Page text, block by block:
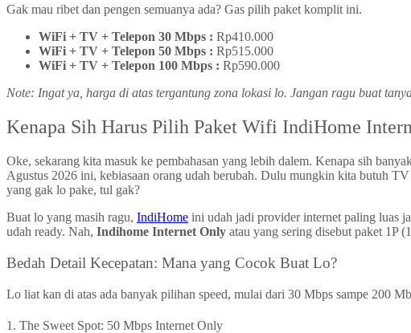
Gak mau ribet dan pengen semuanya ada? Gas pilih paket komplit ini.
WiFi + TV + Telepon 30 Mbps : Rp410.000
WiFi + TV + Telepon 50 Mbps : Rp515.000
WiFi + TV + Telepon 100 Mbps : Rp590.000
Note: Ingat ya, harga di atas tergantung zona lokasi lo. Jangan ragu buat
Kenapa Sih Harus Pilih Paket Wifi IndiHome
Oke, sekarang kita masuk ke pembahasan yang lebih dalem. Kenapa sih
Agustus 2026 ini, kebiasaan orang udah berubah. Dulu mungkin kita butuh
yang gak lo pake, tul gak?
Buat lo yang masih ragu, IndiHome ini udah jadi provider internet paling luas
udah ready. Nah, Indihome Internet Only atau yang sering disebut paket 1P
Bedah Detail Kecepatan: Mana yang Cocok Buat Lo?
Lo liat kan di atas ada banyak pilihan speed, mulai dari 30 Mbps sampe 200
1. The Sweet Spot: 50 Mbps Internet Only